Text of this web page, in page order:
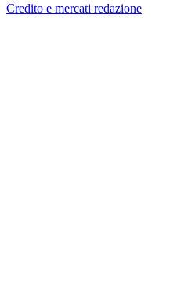
Credito e mercati redazione